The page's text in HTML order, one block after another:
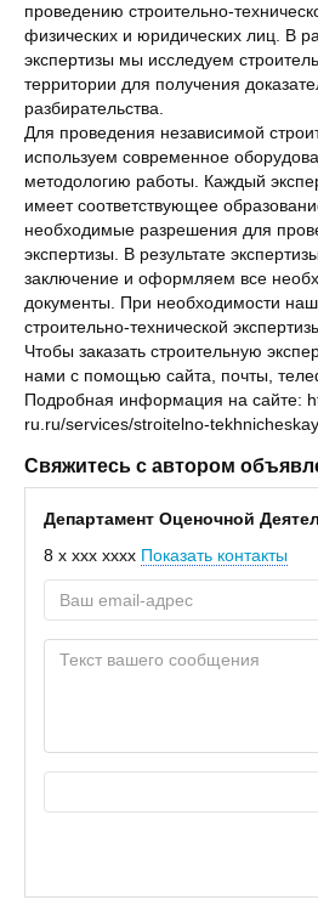
проведению строительно-
физических и юридических лиц. В
экспертизы мы исследуем
территории для получения
разбирательства.
Для проведения независимой
используем современное
методологию работы. Каждый
имеет соответствующее
необходимые разрешения для
экспертизы. В результате
заключение и оформляем все
документы. При необходимости
строительно-технической
Чтобы заказать строительную
нами с помощью сайта, почты,
Подробная информация на сайте:
ru.ru/services/stroitelno-
Свяжитесь с автором
Департамент Оценочной
8 x xxx xxxx Показать контакты